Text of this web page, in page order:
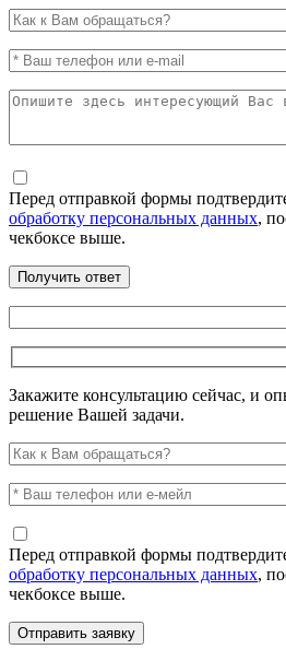
Перед отправкой формы
обработку персональных данных,
чекбоксе выше.
Закажите консультацию сейчас, и
решение Вашей задачи.
Перед отправкой формы
обработку персональных данных,
чекбоксе выше.